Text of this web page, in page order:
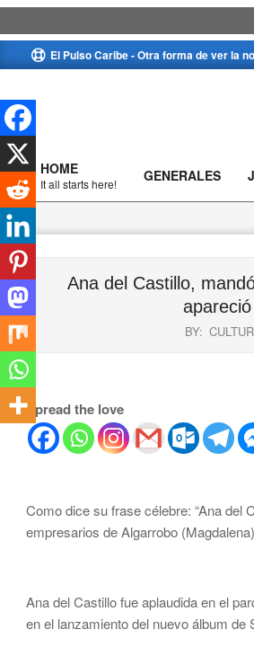
to
El Pulso Caribe - Otra forma de ver la
Primary
Navigation
Menu
HOME
It all starts here! GENERALES
Ana del Castillo,
BY:
Spread the love
Como dice su frase célebre: “Ana del
empresarios de Algarrobo
Ana del Castillo fue aplaudida en el
en el lanzamiento del nuevo álbum de